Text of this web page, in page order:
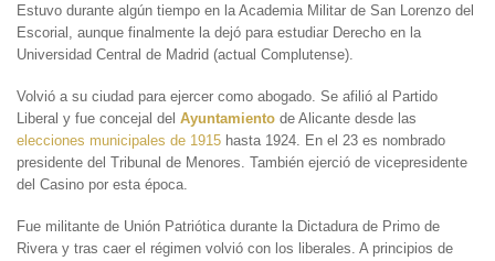
Estuvo durante algún tiempo en la Academia Militar de San Lorenzo del
Escorial, aunque finalmente la dejó para estudiar Derecho en la
Universidad Central de Madrid (actual Complutense).
Volvió a su ciudad para ejercer como abogado. Se afilió al Partido
Liberal y fue concejal del Ayuntamiento de Alicante desde las
elecciones municipales de 1915 hasta 1924. En el 23 es nombrado
presidente del Tribunal de Menores. También ejerció de vicepresidente
del Casino por esta época.
Fue militante de Unión Patriótica durante la Dictadura de Primo de
Rivera y tras caer el régimen volvió con los liberales. A principios de